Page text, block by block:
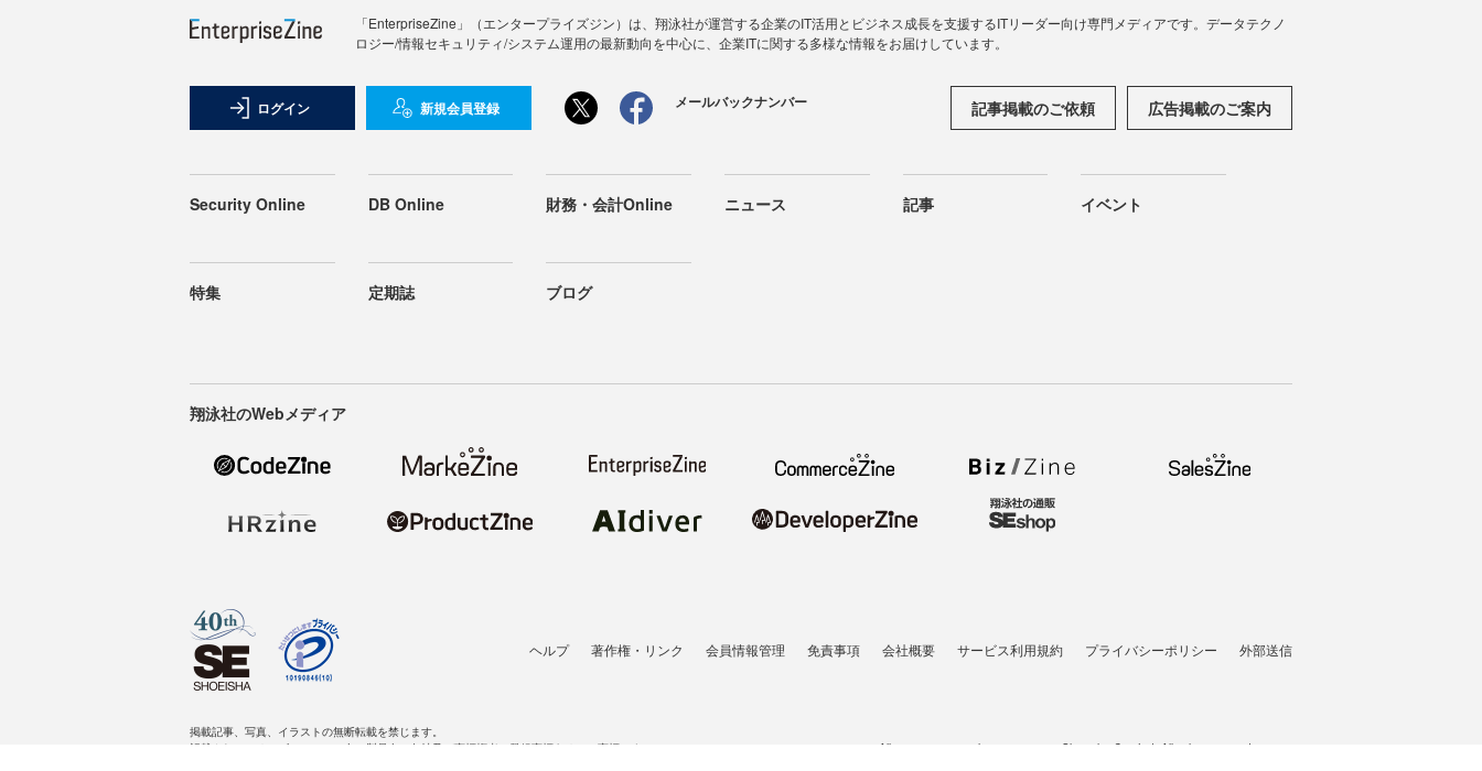
「EnterpriseZine」（エンタープライズジン）は、翔泳社が運営する企業のIT活用とビジネス成長を支援するITリーダー向け専門メディアです。データテクノ
ロジー/情報セキュリティ/システム運用の最新動向を中心に、企業ITに関する多様な情報をお届けしています。
ログイン 新規会員登録 メールバックナンバー 記事掲載のご依頼 広告掲載のご案内
Security Online DB Online 財務・会計Online ニュース 記事 イベント
特集 定期誌 ブログ
翔泳社のWebメディア
ヘルプ 著作権・リンク 会員情報管理 免責事項 会社概要 サービス利用規約 プライバシーポリシー 外部送信
掲載記事、写真、イラストの無断転載を禁じます。
記載されているロゴ、システム名、製品名は各社及び商標権者の登録商標あるいは商標です。
All contents copyright © 2007-2026 Shoeisha Co., Ltd. All rights reserved. ver.1.5